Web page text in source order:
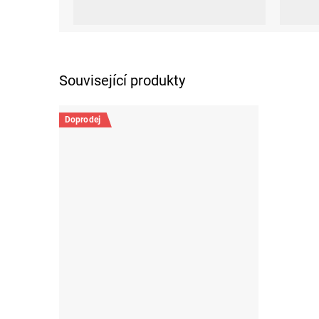
Související produkty
Doprodej